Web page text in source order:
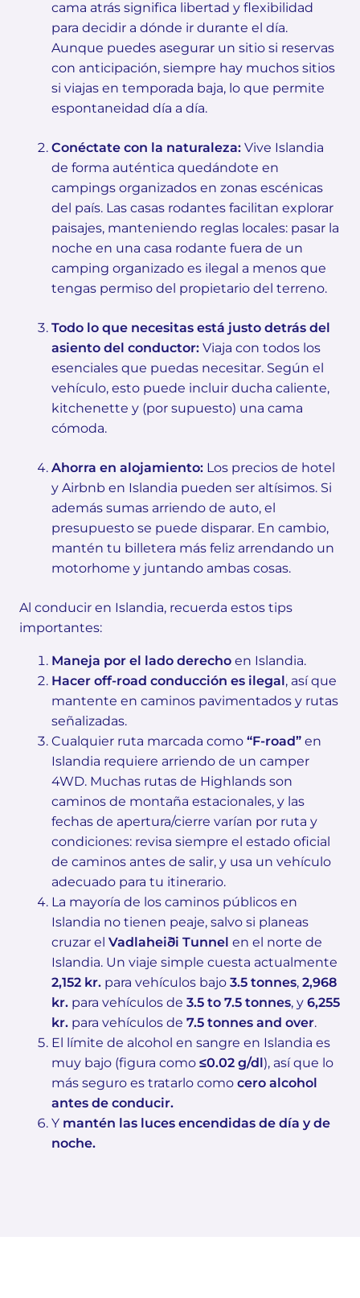
cama atrás significa libertad y flexibilidad
para decidir a dónde ir durante el día.
Aunque puedes asegurar un sitio si reservas
con anticipación, siempre hay muchos sitios
si viajas en temporada baja, lo que permite
espontaneidad día a día.
Conéctate con la naturaleza: Vive Islandia
de forma auténtica quedándote en
campings organizados en zonas escénicas
del país. Las casas rodantes facilitan explorar
paisajes, manteniendo reglas locales: pasar la
noche en una casa rodante fuera de un
camping organizado es ilegal a menos que
tengas permiso del propietario del terreno.
Todo lo que necesitas está justo detrás del
asiento del conductor: Viaja con todos los
esenciales que puedas necesitar. Según el
vehículo, esto puede incluir ducha caliente,
kitchenette y (por supuesto) una cama
cómoda.
Ahorra en alojamiento: Los precios de hotel
y Airbnb en Islandia pueden ser altísimos. Si
además sumas arriendo de auto, el
presupuesto se puede disparar. En cambio,
mantén tu billetera más feliz arrendando un
motorhome y juntando ambas cosas.
Al conducir en Islandia, recuerda estos tips
importantes:
Maneja por el lado derecho en Islandia.
Hacer off-road conducción es ilegal, así que
mantente en caminos pavimentados y rutas
señalizadas.
Cualquier ruta marcada como “F-road” en
Islandia requiere arriendo de un camper
4WD. Muchas rutas de Highlands son
caminos de montaña estacionales, y las
fechas de apertura/cierre varían por ruta y
condiciones: revisa siempre el estado oficial
de caminos antes de salir, y usa un vehículo
adecuado para tu itinerario.
La mayoría de los caminos públicos en
Islandia no tienen peaje, salvo si planeas
cruzar el Vadlaheiði Tunnel en el norte de
Islandia. Un viaje simple cuesta actualmente
2,152 kr. para vehículos bajo 3.5 tonnes, 2,968
kr. para vehículos de 3.5 to 7.5 tonnes, y 6,255
kr. para vehículos de 7.5 tonnes and over.
El límite de alcohol en sangre en Islandia es
muy bajo (figura como ≤0.02 g/dl), así que lo
más seguro es tratarlo como cero alcohol
antes de conducir.
Y mantén las luces encendidas de día y de
noche.